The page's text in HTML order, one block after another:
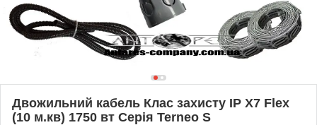
Двожильний кабель Клас захисту IP X7 Flex
(10 м.кв) 1750 вт Серія Terneo S